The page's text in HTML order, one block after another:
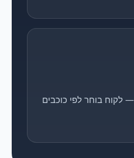
לקוח בוחר לפי כוכבים